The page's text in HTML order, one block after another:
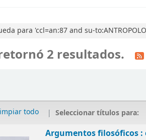
para 'ccl=an:87 and su-
2 resultados.
todo Seleccionar títulos para:
Argumentos filosóficos :